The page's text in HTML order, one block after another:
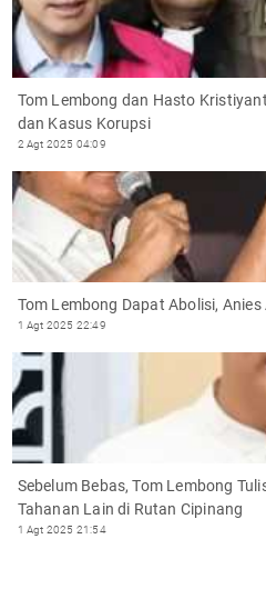
Tom Lembong dan Hasto
dan Kasus Korupsi
2 Agt 2025 04:09
Tom Lembong Dapat Abolisi,
1 Agt 2025 22:49
Sebelum Bebas, Tom Lembong
Tahanan Lain di Rutan Cipinang
1 Agt 2025 21:54